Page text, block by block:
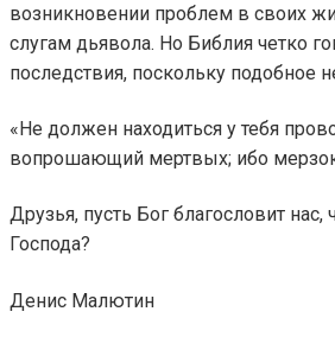
возникновении проблем в своих
слугам дьявола. Но Библия четко
последствия, поскольку подобное
«Не должен находиться у тебя
вопрошающий мертвых; ибо мерзок
Друзья, пусть Бог благословит
Господа?
Денис Малютин